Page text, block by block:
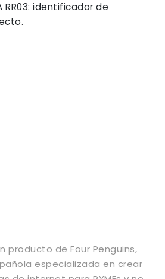
RR03: identificador de
producto de Four Penguins,
especializada en crear